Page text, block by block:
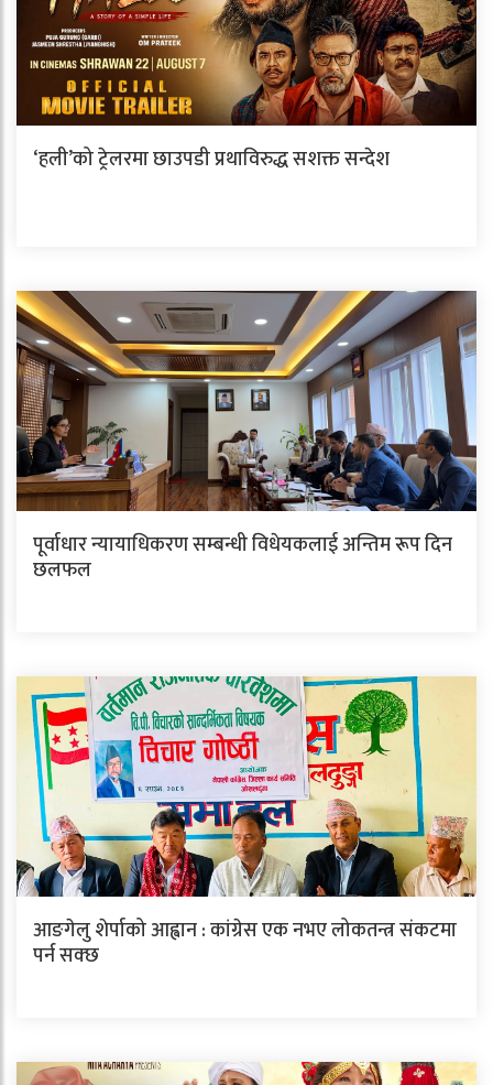
‘हली’को ट्रेलरमा छाउपडी प्रथाविरुद्ध सशक्त सन्देश
पूर्वाधार न्यायाधिकरण सम्बन्धी विधेयकलाई अन्तिम रूप दिन
छलफल
आङगेलु शेर्पाको आह्वान : कांग्रेस एक नभए लोकतन्त्र संकटमा
पर्न सक्छ